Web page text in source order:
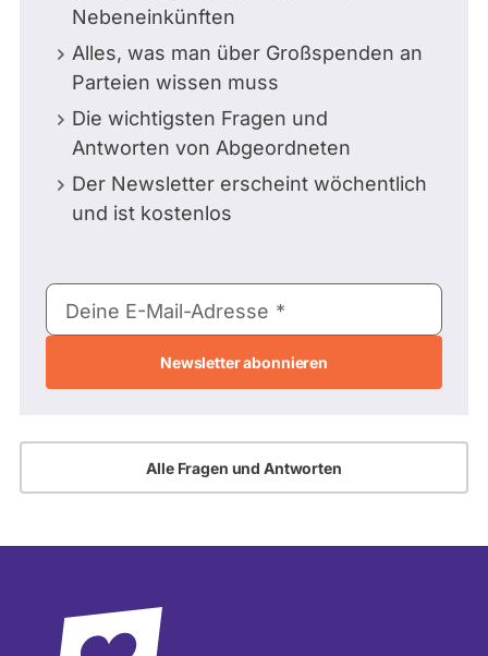
Nebeneinkünften
Alles, was man über Großspenden an
Parteien wissen muss
Die wichtigsten Fragen und
Antworten von Abgeordneten
Der Newsletter erscheint wöchentlich
und ist kostenlos
E-
Mail-
Deine E-Mail-Adresse
Alle Fragen und Antworten